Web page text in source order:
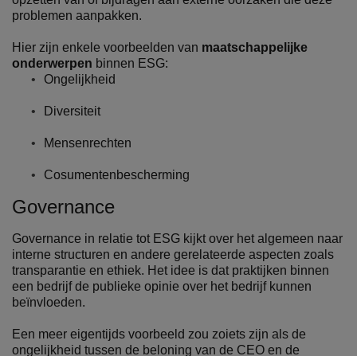
problemen aanpakken.
Hier zijn enkele voorbeelden van maatschappelijke
onderwerpen binnen ESG:
Ongelijkheid
Diversiteit
Mensenrechten
Cosumentenbescherming
Governance
Governance in relatie tot ESG kijkt over het algemeen naar
interne structuren en andere gerelateerde aspecten zoals
transparantie en ethiek. Het idee is dat praktijken binnen
een bedrijf de publieke opinie over het bedrijf kunnen
beïnvloeden.
Een meer eigentijds voorbeeld zou zoiets zijn als de
ongelijkheid tussen de beloning van de CEO en de